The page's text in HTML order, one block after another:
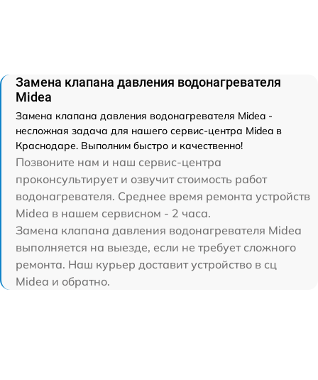
Замена клапана давления водонагревателя
Midea
Замена клапана давления водонагревателя Midea -
несложная задача для нашего сервис-центра Midea в
Краснодаре. Выполним быстро и качественно!
Позвоните нам и наш сервис-центра
проконсультирует и озвучит стоимость работ
водонагревателя. Среднее время ремонта устройств
Midea в нашем сервисном - 2 часа.
Замена клапана давления водонагревателя Midea
выполняется на выезде, если не требует сложного
ремонта. Наш курьер доставит устройство в сц
Midea и обратно.